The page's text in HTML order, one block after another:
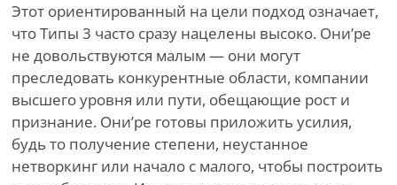
Этот ориентированный на цели подход означает,
что Типы 3 часто сразу нацелены высоко. Они’ре
не довольствуются малым — они могут
преследовать конкурентные области, компании
высшего уровня или пути, обещающие рост и
признание. Они’ре готовы приложить усилия,
будь то получение степени, неустанное
нетворкинг или начало с малого, чтобы построить